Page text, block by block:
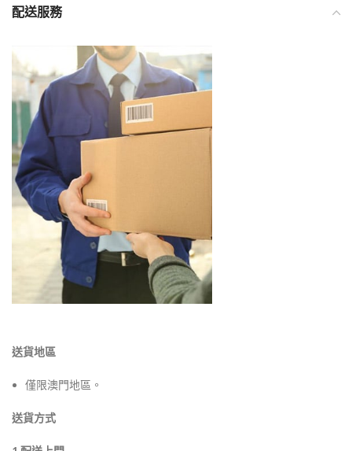
配送服務
送貨地區
僅限澳門地區。
送貨方式